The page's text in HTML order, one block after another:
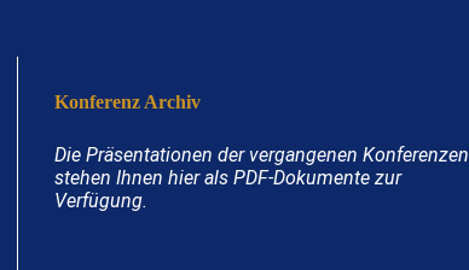
Konferenz Archiv
Die Präsentationen der vergangenen Konferenzen
stehen Ihnen hier als PDF-Dokumente zur
Verfügung.